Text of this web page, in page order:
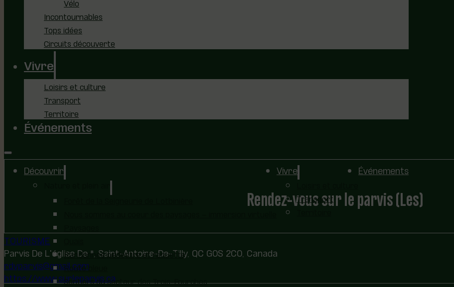
Vélo
Incontournables
Tops idées
Circuits découverte
Vivre
Loisirs et culture
Transport
Territoire
Événements
Découvrir
Randonnée pédestre et raquette
Route bleue
Sentiers du secteur des Trois-Fourches
Vivre
Transport
Événements
Rendez-vous sur le parvis (Les)
TOURISME
Parvis De L'église De *, Saint-Antoine-De-Tilly, QC G0S 2C0, Canada
rdvparvis@gmail.com
https://www.surleparvis.ca